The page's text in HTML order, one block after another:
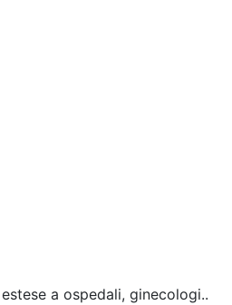
a ospedali, ginecologi..